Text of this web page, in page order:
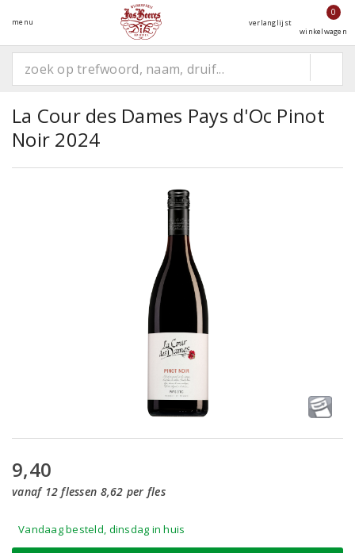
menu verlanglijst
0
winkelwagen
La Cour des Dames Pays d'Oc Pinot
Noir 2024
9,40
vanaf 12 flessen 8,62 per fles
Vandaag besteld, dinsdag in huis